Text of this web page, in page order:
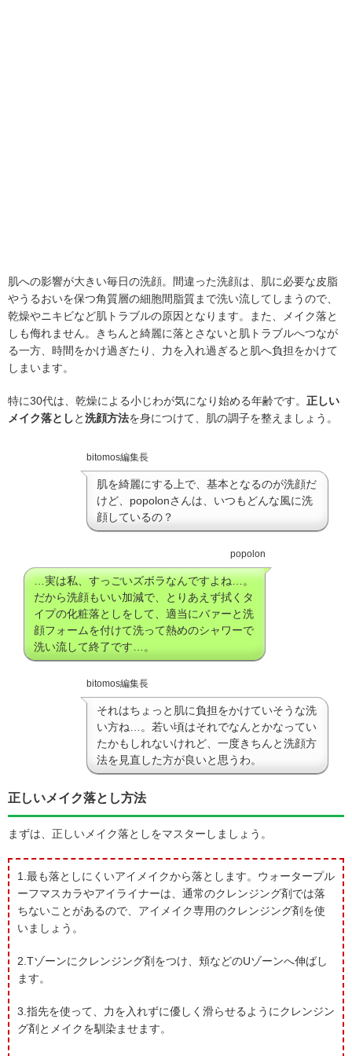
肌への影響が大きい毎日の洗顔。間違った洗顔は、肌に必要な皮脂
やうるおいを保つ角質層の細胞間脂質まで洗い流してしまうので、
乾燥やニキビなど肌トラブルの原因となります。また、メイク落と
しも侮れません。きちんと綺麗に落とさないと肌トラブルへつなが
る一方、時間をかけ過ぎたり、力を入れ過ぎると肌へ負担をかけて
しまいます。
特に30代は、乾燥による小じわが気になり始める年齢です。 正しい
メイク落としと洗顔方法を身につけて、肌の調子を整えましょう。
bitomos編集長
肌を綺麗にする上で、基本となるのが洗顔だ
けど、popolonさんは、いつもどんな風に洗
顔しているの？
popolon
…実は私、すっごいズボラなんですよね…。
だから洗顔もいい加減で、とりあえず拭くタ
イプの化粧落としをして、適当にバァーと洗
顔フォームを付けて洗って熱めのシャワーで
洗い流して終了です…。
bitomos編集長
それはちょっと肌に負担をかけていそうな洗
い方ね…。若い頃はそれでなんとかなってい
たかもしれないけれど、一度きちんと洗顔方
法を見直した方が良いと思うわ。
正しいメイク落とし方法
まずは、正しいメイク落としをマスターしましょう。
1.最も落としにくいアイメイクから落とします。ウォータープル
ーフマスカラやアイライナーは、通常のクレンジング剤では落
ちないことがあるので、アイメイク専用のクレンジング剤を使
いましょう。
2.Tゾーンにクレンジング剤をつけ、頬などのUゾーンへ伸ばし
ます。
3.指先を使って、力を入れずに優しく滑らせるようにクレンジン
グ剤とメイクを馴染ませます。